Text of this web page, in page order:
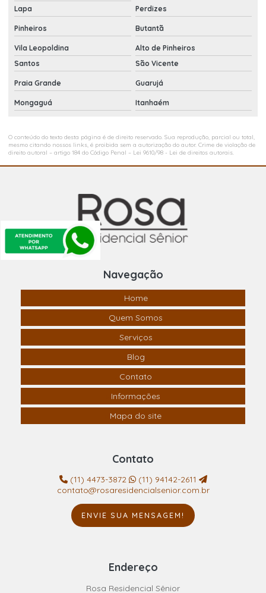
Lapa
Perdizes
Pinheiros Butantã
Vila Leopoldina
Alto de Pinheiros
Santos
São Vicente
Praia Grande Guarujá
Mongaguá Itanhaém
O conteúdo do texto desta página é de direito reservado. Sua reprodução, parcial ou total,
mesmo citando nossos links, é proibida sem a autorização do autor. Crime de violação de
direito autoral – artigo 184 do Código Penal – Lei 9610/98 - Lei de direitos autorais
Navegação
Home
Quem Somos
Serviços
Blog
Contato
Informações
Mapa do site
Contato
(11) 4473-3872
(11) 94142-2611
contato@rosaresidencialsenior.com.br
ENVIE SUA MENSAGEM!
Endereço
Rosa Residencial Sênior